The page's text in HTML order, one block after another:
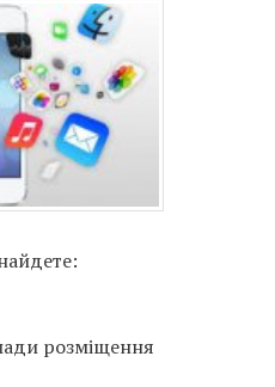
розміщення